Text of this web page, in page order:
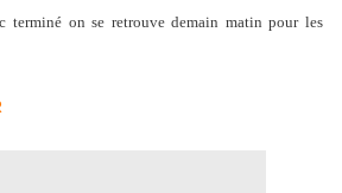
terminé on se retrouve demain matin pour les